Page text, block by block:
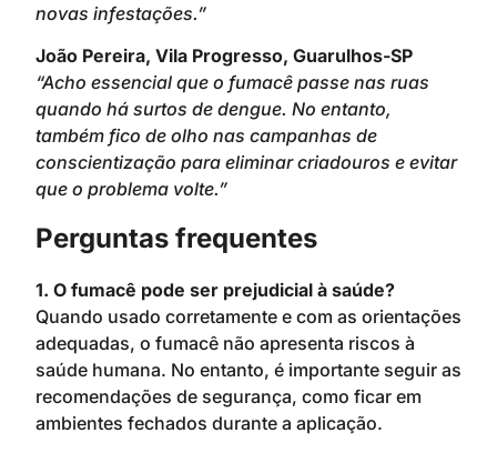
novas infestações.”
João Pereira, Vila Progresso, Guarulhos-SP
“Acho essencial que o fumacê passe nas ruas
quando há surtos de dengue. No entanto,
também fico de olho nas campanhas de
conscientização para eliminar criadouros e evitar
que o problema volte.”
Perguntas frequentes
1. O fumacê pode ser prejudicial à saúde?
Quando usado corretamente e com as orientações
adequadas, o fumacê não apresenta riscos à
saúde humana. No entanto, é importante seguir as
recomendações de segurança, como ficar em
ambientes fechados durante a aplicação.